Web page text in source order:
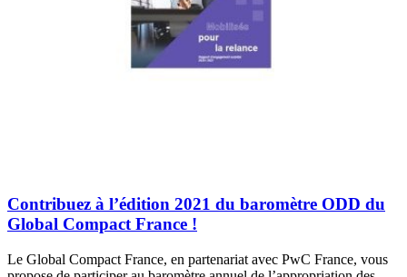
Contribuez à l’édition 2021 du baromètre ODD du
Global Compact France !
Le Global Compact France, en partenariat avec PwC France, vous